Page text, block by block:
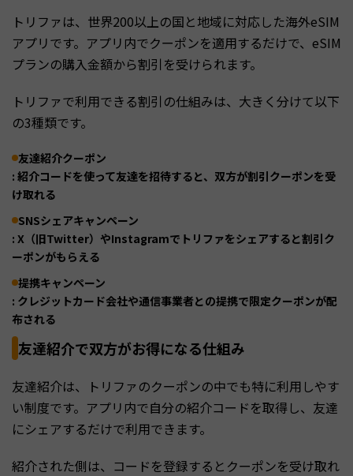
トリファは、世界200以上の国と地域に対応した海外eSIM
アプリです。アプリ内でクーポンを適用するだけで、eSIM
プランの購入金額から割引を受けられます。
トリファで利用できる割引の仕組みは、大きく分けて以下
の3種類です。
友達紹介クーポン
: 紹介コードを使って友達を招待すると、双方が割引クーポンを受
け取れる
SNSシェアキャンペーン
: X（旧Twitter）やInstagramでトリファをシェアすると割引ク
ーポンがもらえる
提携キャンペーン
: クレジットカード会社や通信事業者との提携で限定クーポンが配
布される
友達紹介で双方がお得になる仕組み
友達紹介は、トリファのクーポンの中でも特に利用しやす
い制度です。アプリ内で自分の紹介コードを取得し、友達
にシェアするだけで利用できます。
紹介された側は、コードを登録するとクーポンを受け取れ